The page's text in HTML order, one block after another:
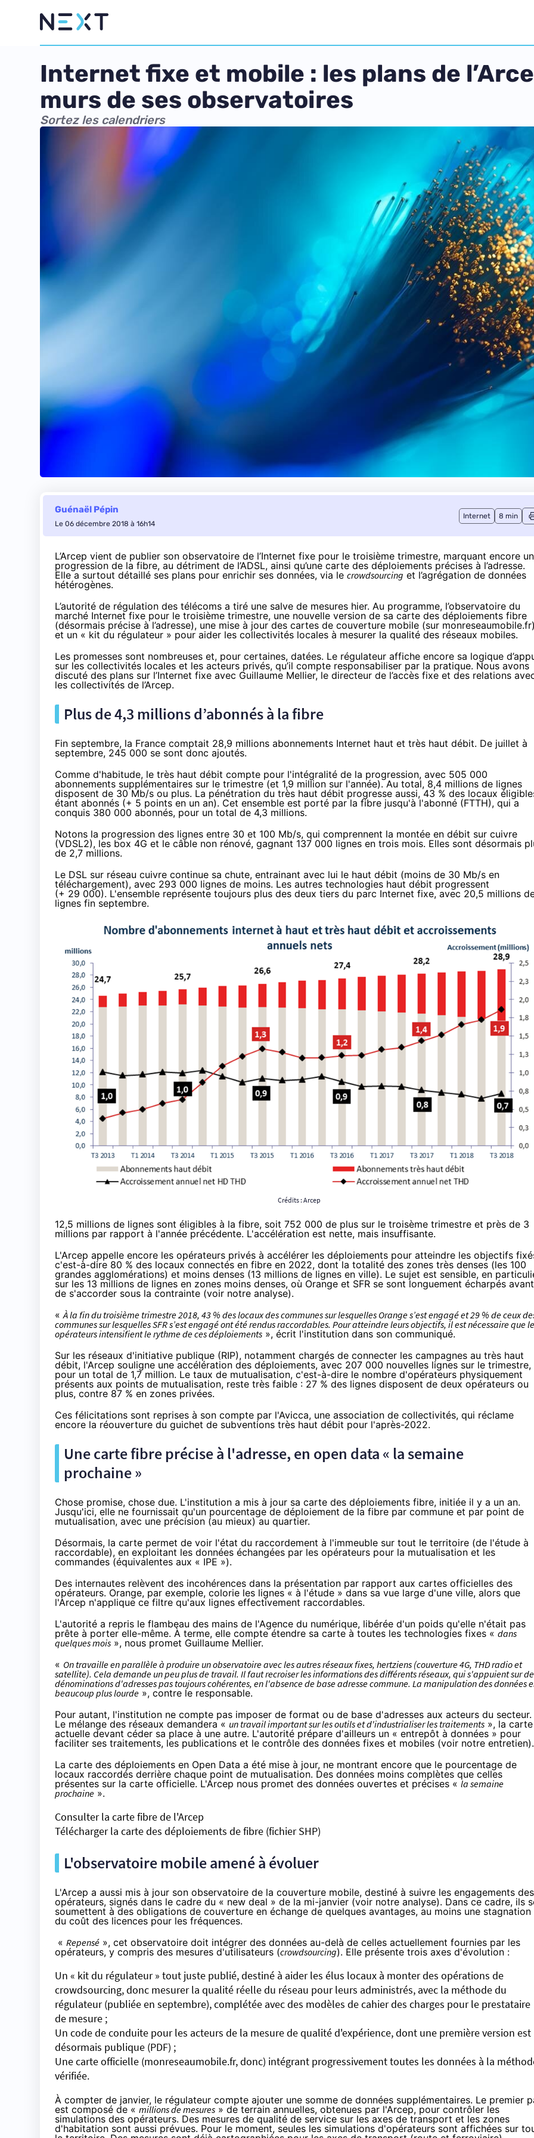
Internet fixe et mobile : les plans de
murs de ses observatoires
Sortez les calendriers
Guénaël Pépin
Le 06 décembre 2018 à 16h14
Internet 8 min
L’Arcep vient de publier son observatoire de l’Internet fixe pour le troisième trimestre, marquant encore
progression de la fibre, au détriment de l’ADSL, ainsi qu’une carte des déploiements précises à l’adresse.
Elle a surtout détaillé ses plans pour enrichir ses données, via le crowdsourcing et l’agrégation de données
hétérogènes.
L’autorité de régulation des télécoms a tiré une salve de mesures hier. Au programme, l’observatoire du
marché Internet fixe pour le troisième trimestre, une nouvelle version de sa carte des déploiements fibre
(désormais précise à l’adresse), une mise à jour des cartes de couverture mobile (sur monreseaumobile.fr
et un « kit du régulateur » pour aider les collectivités locales à mesurer la qualité des réseaux mobiles.
Les promesses sont nombreuses et, pour certaines, datées. Le régulateur affiche encore sa logique
sur les collectivités locales et les acteurs privés, qu’il compte responsabiliser par la pratique. Nous avons
discuté des plans sur l’Internet fixe avec Guillaume Mellier, le directeur de l’accès fixe et des relations
les collectivités de l’Arcep.
Plus de 4,3 millions d’abonnés à la fibre
Fin septembre, la France comptait 28,9 millions abonnements Internet haut et très haut débit. De juillet à
septembre, 245 000 se sont donc ajoutés.
Comme d'habitude, le très haut débit compte pour l'intégralité de la progression, avec 505 000
abonnements supplémentaires sur le trimestre (et 1,9 million sur l'année). Au total, 8,4 millions de lignes
disposent de 30 Mb/s ou plus. La pénétration du très haut débit progresse aussi, 43 % des locaux
étant abonnés (+ 5 points en un an). Cet ensemble est porté parla fibre jusqu'à l'abonné (FTTH), qui a
conquis 380 000 abonnés, pour un total de 4,3 millions.
Notons la progression des lignes entre 30 et 100 Mb/s, qui comprennent la montée en débit sur cuivre
(VDSL2), les box 4G et le câble non rénové, gagnant 137 000 lignes en trois mois. Elles sont désormais
de 2,7 millions.
Le DSL sur réseau cuivre continue sa chute, entrainant avec lui le haut débit (moins de 30 Mb/s en
téléchargement), avec 293 000 lignes de moins. Les autres technologies haut débit progressent
(+ 29 000). L'ensemble représente toujours plus des deux tiers du parc Internet fixe, avec 20,5 millions
lignes fin septembre.
Crédits : Arcep
12,5 millions de lignes sont éligibles à la fibre, soit 752 000 de plus sur le troisème trimestre et près de 3
millions par rapport à l'année précédente. L'accélération est nette, mais insuffisante.
L'Arcep appelle encore les opérateurs privés à accélérer les déploiements pour atteindre les objectifs
c'est-à-dire 80 % des locaux connectés en fibre en 2022, dont la totalité des zones très denses (les 100
grandes agglomérations) et moins denses (13 millions de lignes en ville). Le sujet est sensible, en
sur les 13 millions de lignes en zones moins denses, où Orange et SFR se sont longuement écharpés avant
de s'accorder sous la contrainte (voir notre analyse).
«À la fin du troisième trimestre 2018, 43 % des locaux des communes sur lesquelles Oranges’est engagé et 29 % de ceux
communes sur lesquellesSFRs’est engagé ont été rendus raccordables. Pour atteindre leurs objectifs, il est nécessaire que
opérateurs intensifient le rythme de ces déploiements », écrit l'institution dans son communiqué.
Sur les réseaux d'initiative publique (RIP), notamment chargés de connecter les campagnes au très haut
débit, l'Arcep souligne une accélération des déploiements, avec 207 000 nouvelles lignes sur le trimestre,
pour un total de 1,7 million. Le taux de mutualisation, c'est-à-dire le nombre d'opérateurs physiquement
présents aux points de mutualisation, reste très faible : 27 % des lignes disposent de deux opérateurs ou
plus, contre 87 % en zones privées.
Ces félicitations sont reprises à son compte par l'Avicca, une association de collectivités, qui réclame
encore la réouverture du guichet de subventions très haut débit pour l'après-2022.
Une carte fibre précise à l'adresse, en open data « la semaine
prochaine »
Chose promise, chose due. L'institution a mis à jour sa carte des déploiements fibre, initiée il y a un an.
Jusqu'ici, elle ne fournissait qu'un pourcentage de déploiement de la fibre par commune et par point de
mutualisation, avec une précision (au mieux) au quartier.
Désormais, la carte permet de voir l'état du raccordement à l'immeuble sur tout le territoire (de l'étude à
raccordable), en exploitant les données échangées par les opérateurs pour la mutualisation et les
commandes (équivalentes aux « IPE »).
Des internautes relèvent des incohérences dans la présentation par rapport aux cartes officielles des
opérateurs. Orange, par exemple, colorie les lignes « à l'étude » dans sa vue large d'une ville, alors que
l'Arcep n'applique ce filtre qu'aux lignes effectivement raccordables.
L'autorité a repris le flambeau des mains de l'Agence du numérique, libérée d'un poids qu'elle n'était pas
prête à porter elle-même. À terme, elle compte étendre sa carte à toutes les technologies fixes « dans
quelques mois », nous promet Guillaume Mellier.
« On travaille en parallèle à produire un observatoire avec les autres réseaux fixes, hertziens (couverture 4G, THD radio et
satellite). Cela demande un peu plus de travail. Il faut recroiser les informations des différents réseaux, qui s'appuient sur
dénominations d'adresses pas toujours cohérentes, en l'absence de base adresse commune. La manipulation des données
beaucoup plus lourde », contre le responsable.
Pour autant, l'institution ne compte pas imposer de format ou de base d'adresses aux acteurs du secteur.
Le mélange des réseaux demandera « un travail important sur les outils et d'industrialiser les traitements », la carte
actuelle devant céder sa place à une autre. L'autorité prépare d'ailleurs un « entrepôt à données » pour
faciliter ses traitements, les publications et le contrôle des données fixes et mobiles (voir notre entretien).
La carte des déploiements en Open Data a été mise à jour, ne montrant encore que le pourcentage de
locaux raccordés derrière chaque point de mutualisation. Des données moins complètes que celles
présentes sur la carte officielle. L'Arcep nous promet des données ouvertes et précises « la semaine
prochaine ».
Consulter la carte fibre de l'Arcep
Télécharger la carte des déploiements de fibre (fichier SHP)
L'observatoire mobile amené à évoluer
L'Arcep a aussi mis à jour son observatoire de la couverture mobile, destiné à suivre les engagements des
opérateurs, signés dans le cadre du « new deal » de la mi-janvier (voir notre analyse). Dans ce cadre, ils
soumettent à des obligations de couverture en échange de quelques avantages, au moins une stagnation
du coût des licences pour les fréquences.
« Repensé », cet observatoire doit intégrer des données au-delà de celles actuellement fournies par les
opérateurs, y compris des mesures d'utilisateurs (crowdsourcing). Elle présente trois axes d'évolution :
Un « kit du régulateur » tout juste publié, destiné à aider les élus locaux à monter des opérations de
crowdsourcing, donc mesurer la qualité réelle du réseau pour leurs administrés, avec la méthode du
régulateur (publiée en septembre), complétée avec des modèles de cahier des charges pour le prestataire
de mesure ;
Un code de conduite pour les acteurs de la mesure de qualité d'expérience, dont une première version est
désormais publique (PDF) ;
Une carte officielle (monreseaumobile.fr, donc) intégrant progressivement toutes les données à la
vérifiée.
À compter de janvier, le régulateur compte ajouter une somme de données supplémentaires. Le premier
est composé de « millions de mesures » de terrain annuelles, obtenues par l'Arcep, pour contrôler les
simulations des opérateurs. Des mesures de qualité de service sur les axes de transport et les zones
d'habitation sont aussi prévues. Pour le moment, seules les simulations d'opérateurs sont affichées sur